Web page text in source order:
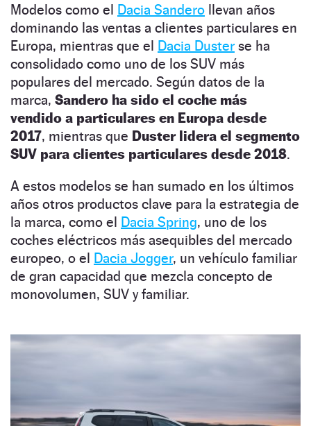
Modelos como el Dacia Sandero llevan años
dominando las ventas a clientes particulares en
Europa, mientras que el Dacia Duster se ha
consolidado como uno de los SUV más
populares del mercado. Según datos de la
marca, Sandero ha sido el coche más
vendido a particulares en Europa desde
2017, mientras que Duster lidera el segmento
SUV para clientes particulares desde 2018.
A estos modelos se han sumado en los últimos
años otros productos clave para la estrategia de
la marca, como el Dacia Spring, uno de los
coches eléctricos más asequibles del mercado
europeo, o el Dacia Jogger, un vehículo familiar
de gran capacidad que mezcla concepto de
monovolumen, SUV y familiar.